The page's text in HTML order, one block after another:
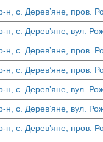
н, с. Дерев’яне, пров.
н, с. Дерев’яне, вул.
н, с. Дерев’яне, пров.
н, с. Дерев’яне, пров.
н, с. Дерев’яне, вул.
н, с. Дерев’яне, вул.
н, с. Дерев’яне, пров.